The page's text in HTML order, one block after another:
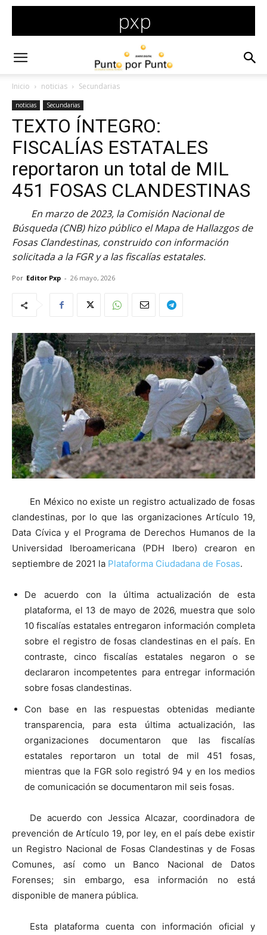
Inicio noticias Secundarias
noticias Secundarias
TEXTO ÍNTEGRO:
FISCALÍAS ESTATALES
reportaron un total de MIL
451 FOSAS CLANDESTINAS
En marzo de 2023, la Comisión Nacional de
Búsqueda (CNB) hizo público el Mapa de Hallazgos de
Fosas Clandestinas, construido con información
solicitada a la FGR y a las fiscalías estatales.
Por Editor Pxp - 26 mayo, 2026
En México no existe un registro actualizado de fosas
clandestinas, por lo que las organizaciones Artículo 19,
Data Cívica y el Programa de Derechos Humanos de la
Universidad Iberoamericana (PDH Ibero) crearon en
septiembre de 2021 la Plataforma Ciudadana de Fosas.
De acuerdo con la última actualización de esta
plataforma, el 13 de mayo de 2026, muestra que solo
10 fiscalías estatales entregaron información completa
sobre el registro de fosas clandestinas en el país. En
contraste, cinco fiscalías estatales negaron o se
declararon incompetentes para entregar información
sobre fosas clandestinas.
Con base en las respuestas obtenidas mediante
transparencia, para esta última actualización, las
organizaciones documentaron que las fiscalías
estatales reportaron un total de mil 451 fosas,
mientras que la FGR solo registró 94 y en los medios
de comunicación se documentaron mil seis fosas.
De acuerdo con Jessica Alcazar, coordinadora de
prevención de Artículo 19, por ley, en el país debe existir
un Registro Nacional de Fosas Clandestinas y de Fosas
Comunes, así como un Banco Nacional de Datos
Forenses; sin embargo, esa información no está
disponible de manera pública.
Esta plataforma cuenta con información oficial y